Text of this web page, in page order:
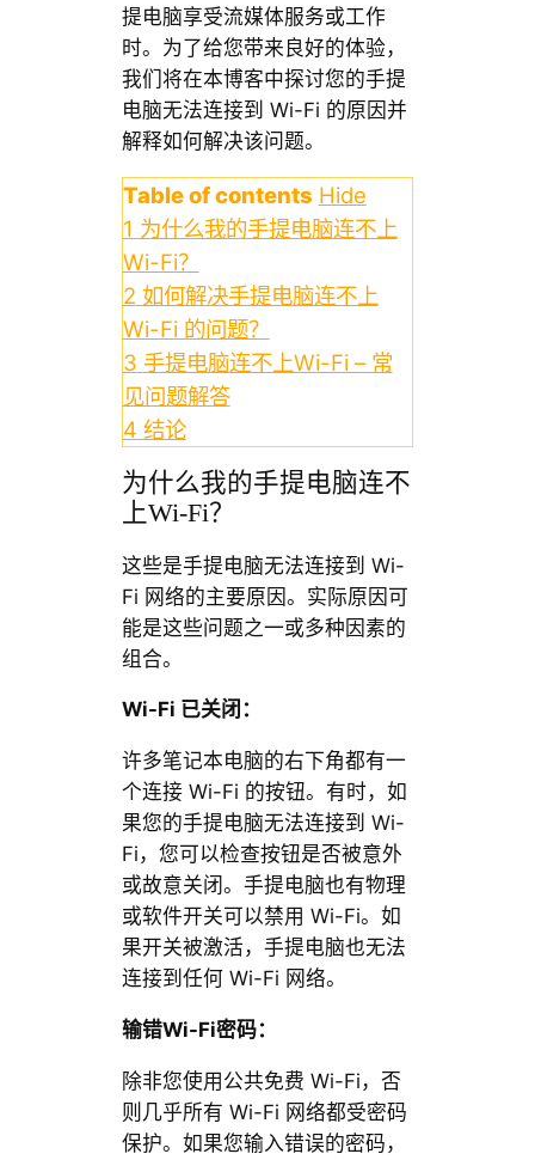
提电脑享受流媒体服务或工作
时。为了给您带来良好的体验，
我们将在本博客中探讨您的手提
电脑无法连接到 Wi-Fi 的原因并
解释如何解决该问题。
Table of contents Hide
1 为什么我的手提电脑连不上
Wi-Fi？
2 如何解决手提电脑连不上
Wi-Fi 的问题？
3 手提电脑连不上Wi-Fi – 常
见问题解答
4 结论
为什么我的手提电脑连不
上Wi-Fi？
这些是手提电脑无法连接到 Wi-
Fi 网络的主要原因。实际原因可
能是这些问题之一或多种因素的
组合。
Wi-Fi 已关闭：
许多笔记本电脑的右下角都有一
个连接 Wi-Fi 的按钮。有时，如
果您的手提电脑无法连接到 Wi-
Fi，您可以检查按钮是否被意外
或故意关闭。手提电脑也有物理
或软件开关可以禁用 Wi-Fi。如
果开关被激活，手提电脑也无法
连接到任何 Wi-Fi 网络。
输错Wi-Fi密码：
除非您使用公共免费 Wi-Fi，否
则几乎所有 Wi-Fi 网络都受密码
保护。如果您输入错误的密码，